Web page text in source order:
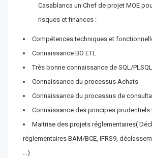
Casablanca un Chef de projet MOE
risques et finances :
Compétences techniques et
Connaissance BO ETL
Très bonne connaissance de SQL/
Connaissance du processus Achats
Connaissance du processus de
Connaissance des principes prudentiels
Maitrise des projets réglementaires(
réglementaires BAM/BCE, IFRS9,
…)